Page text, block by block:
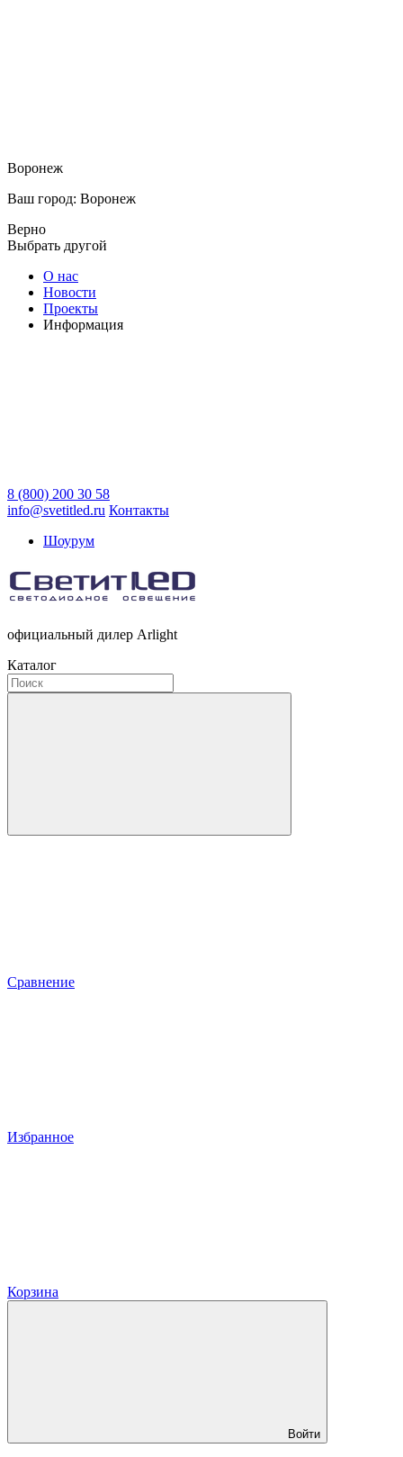
Воронеж
Ваш город: Воронеж
Верно
Выбрать другой
О нас
Новости
Проекты
Информация
8 (800) 200 30 58
info@svetitled.ru Контакты
Шоурум
официальный дилер Arlight
Каталог
Сравнение
Избранное
Корзина
Войти